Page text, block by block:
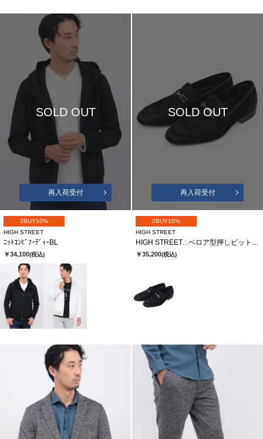
SOLD OUT
再入荷受付
2BUY10%
HIGH STREET
ﾆｯﾄｺﾝﾋﾞﾌｰﾃﾞｨｰBL
￥34,100(税込)
SOLD OUT
再入荷受付
2BUY10%
HIGH STREET
HIGH STREET∴ベロア型押しビットローファー
￥35,200(税込)